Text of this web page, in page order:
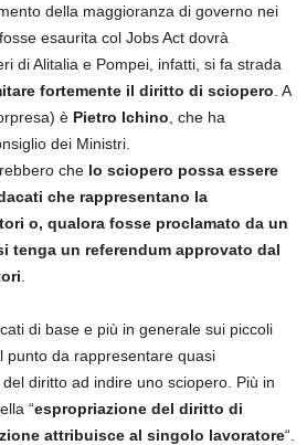
della maggioranza di governo nei
esaurita col Jobs Act dovrà
di Alitalia e Pompei, infatti, si fa strada
fortemente il diritto di sciopero . A
è Pietro Ichino , che ha
dei Ministri.
che lo sciopero possa essere
che rappresentano la
o, qualora fosse proclamato da un
tenga un referendum approvato dal
di base e più in generale sui piccoli
punto da rappresentare quasi
diritto ad indire uno sciopero. Più in
“espropriazione del diritto di
attribuisce al singolo lavoratore“.